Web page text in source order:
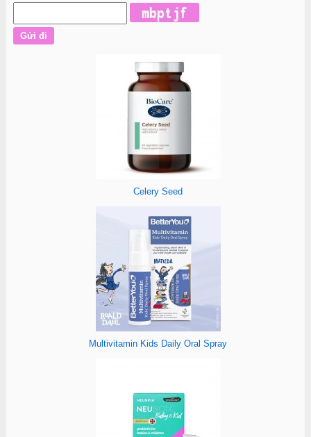
Celery Seed
Multivitamin Kids Daily Oral Spray